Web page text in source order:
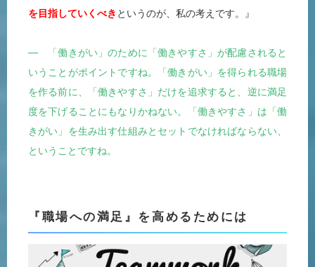
を目指していくべき というのが、私の考えです。』
― 「働きがい」のために「働きやすさ」が配慮されると
いうことがポイントですね。「働きがい」を得られる職場
を作る前に、「働きやすさ」だけを追求すると、逆に満足
度を下げることにもなりかねない。「働きやすさ」は「働
きがい」を生み出す仕組みとセットでなければならない、
ということですね。
『職場への満足』を高めるためには